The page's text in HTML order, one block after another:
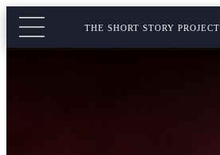
THE SHORT STORY PROJECT